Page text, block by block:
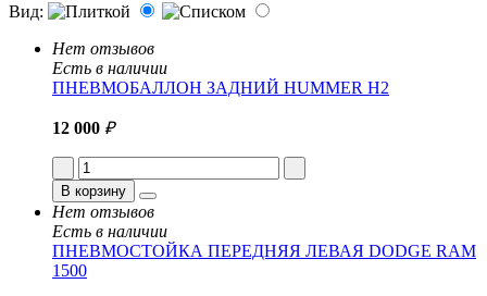
Вид:
Нет отзывов
Есть в наличии
ПНЕВМОБАЛЛОН ЗАДНИЙ HUMMER H2
12 000 ₽
В корзину
Нет отзывов
Есть в наличии
ПНЕВМОСТОЙКА ПЕРЕДНЯЯ ЛЕВАЯ DODGE RAM
1500